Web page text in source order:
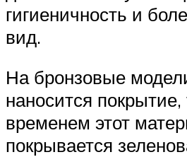
гигиеничность и
вид.
На бронзовые
наносится покрытие,
временем этот
покрывается